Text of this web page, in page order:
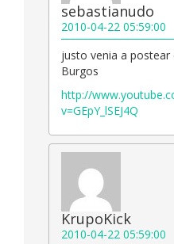
sebastianudo
2010-04-22 05:59:00
justo venia a
Burgos
http://
v=GEpY_lSEJ4Q
KrupoKick
2010-04-22 05:59:00